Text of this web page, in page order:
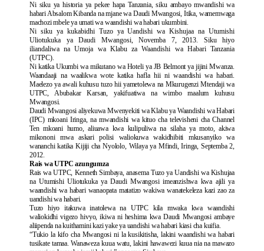
Ni siku ya historia ya pekee hapa Tanzania, siku ambayo mwandishi wa
habari Absalom Kibanda na mjane wa Daudi Mwangosi, Itika, wamemwaga
machozi mbele ya umati wa waandishi wa habari ukumbini.
Ni siku ya kukabidhi Tuzo ya Uandishi wa Kishujaa na Utumishi
Uliotukuka ya Daudi Mwangosi, Novemba 7, 2013. Siku hiyo
iliandaliwa na Umoja wa Klabu za Waandishi wa Habari Tanzania
(UTPC).
Ni katika Ukumbi wa mikutano wa Hoteli ya JB Belmont ya jijini Mwanza.
Waandaaji na waalikwa wote katika hafla hii ni waandishi wa habari.
Maelezo ya awali kuhusu tuzo hii yametolewa na Mkurugenzi Mtendaji wa
UTPC, Abubakar Karsan, yakifuatiwa na wimbo maalum kuhusu
Mwangosi.
Daudi Mwangosi aliyekuwa Mwenyekiti wa Klabu ya Waandishi wa Habari
(IPC) mkoani Iringa, na mwandishi wa kituo cha televisheni cha Channel
Ten mkoani humo, aliuawa kwa kulipuliwa na silaha ya moto, akiwa
mikononi mwa askari polisi waliokuwa wakidhibiti mkusanyiko wa
wananchi katika Kijiji cha Nyololo, Wilaya ya Mfindi, Iringa, Septemba 2,
2012.
Rais wa UTPC azungumza
Rais wa UTPC, Kenneth Simbaya, anasema Tuzo ya Uandishi wa Kishujaa
na Utumishi Uliotukuka ya Daudi Mwangosi imeanzishwa kwa ajili ya
waandishi wa habari wanaopata matatizo wakiwa wanatekeleza kazi zao za
uandishi wa habari.
Tuzo hiyo itakuwa inatolewa na UTPC kila mwaka kwa waandishi
waliokidhi vigezo hivyo, ikiwa ni heshima kwa Daudi Mwangosi ambaye
aliipenda na kuithamini kazi yake ya uandishi wa habari kiasi cha kuifia.
“Tukio la kifo cha Mwangosi ni la kusikitisha, lakini waandishi wa habari
tusikate tamaa. Wanaweza kuua watu, lakini hawawezi kuua nia na mawazo